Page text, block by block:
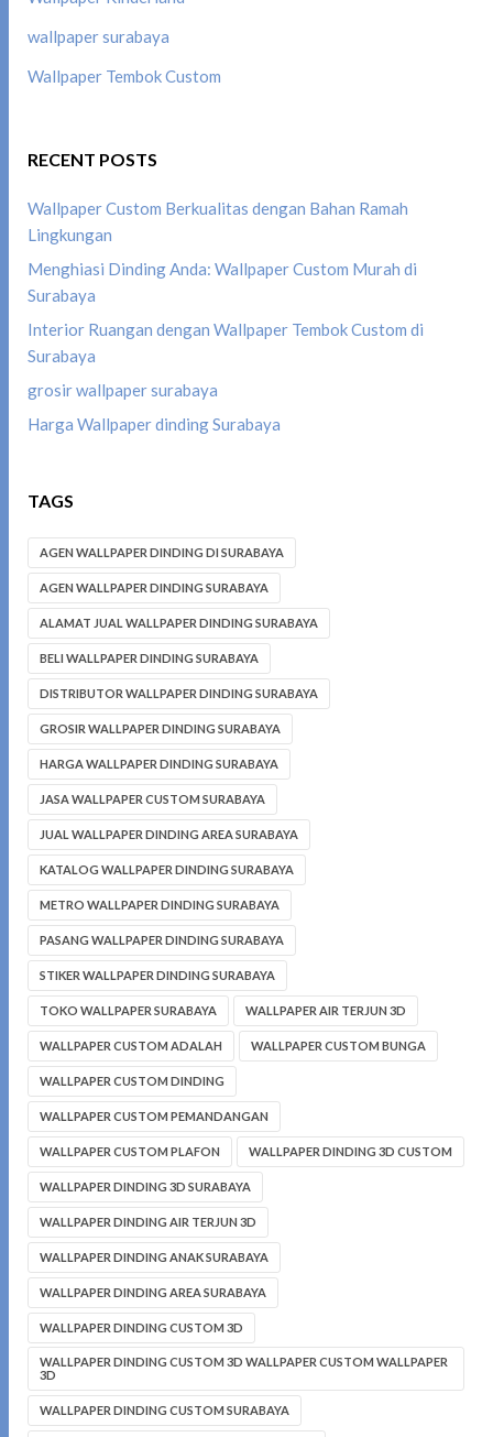
wallpaper surabaya
Wallpaper Tembok Custom
RECENT POSTS
Wallpaper Custom Berkualitas dengan Bahan Ramah
Lingkungan
Menghiasi Dinding Anda: Wallpaper Custom Murah di
Surabaya
Interior Ruangan dengan Wallpaper Tembok Custom di
Surabaya
grosir wallpaper surabaya
Harga Wallpaper dinding Surabaya
TAGS
AGEN WALLPAPER DINDING DI SURABAYA
AGEN WALLPAPER DINDING SURABAYA
ALAMAT JUAL WALLPAPER DINDING SURABAYA
BELI WALLPAPER DINDING SURABAYA
DISTRIBUTOR WALLPAPER DINDING SURABAYA
GROSIR WALLPAPER DINDING SURABAYA
HARGA WALLPAPER DINDING SURABAYA
JASA WALLPAPER CUSTOM SURABAYA
JUAL WALLPAPER DINDING AREA SURABAYA
KATALOG WALLPAPER DINDING SURABAYA
METRO WALLPAPER DINDING SURABAYA
PASANG WALLPAPER DINDING SURABAYA
STIKER WALLPAPER DINDING SURABAYA
TOKO WALLPAPER SURABAYA WALLPAPER AIR TERJUN 3D
WALLPAPER CUSTOM ADALAH WALLPAPER CUSTOM BUNGA
WALLPAPER CUSTOM DINDING
WALLPAPER CUSTOM PEMANDANGAN
WALLPAPER CUSTOM PLAFON WALLPAPER DINDING 3D CUSTOM
WALLPAPER DINDING 3D SURABAYA
WALLPAPER DINDING AIR TERJUN 3D
WALLPAPER DINDING ANAK SURABAYA
WALLPAPER DINDING AREA SURABAYA
WALLPAPER DINDING CUSTOM 3D
WALLPAPER DINDING CUSTOM 3D WALLPAPER CUSTOM WALLPAPER
3D
WALLPAPER DINDING CUSTOM SURABAYA